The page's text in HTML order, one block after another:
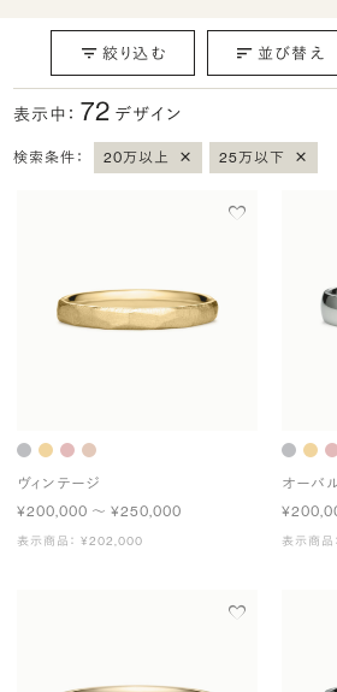
絞り込む 並び替え
表示中： 72 デザイン
検索条件： 20万以上 × 25万以下 ×
ヴィンテージ
¥200,000 〜 ¥250,000
表示商品： ¥202,000
オーバ
表示商